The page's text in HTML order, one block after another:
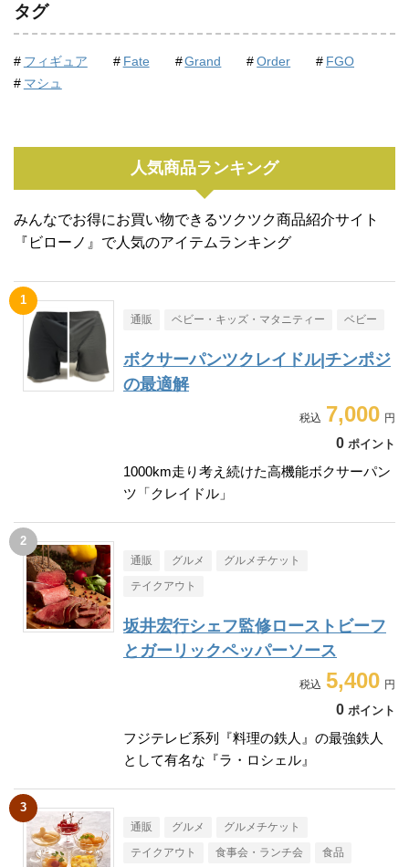
タグ
フィギュア Fate Grand Order
FGO
マシュ
人気商品ランキング
みんなでお得にお買い物できるツクツク商品紹介サイト
『ビローノ』で人気のアイテムランキング
通販 ベビー・キッズ・マタニティー ベビー
ボクサーパンツクレイドル|チンポジ
の最適解
7,000
0 ポイント
1000km走り考え続けた高機能ボクサーパン
ツ「クレイドル」
通販 グルメ グルメチケット
テイクアウト
坂井宏行シェフ監修ローストビーフ
とガーリックペッパーソース
5,400
0 ポイント
フジテレビ系列『料理の鉄人』の最強鉄人
として有名な『ラ・ロシェル』
通販 グルメ グルメチケット
テイクアウト 食事会・ランチ会 食品